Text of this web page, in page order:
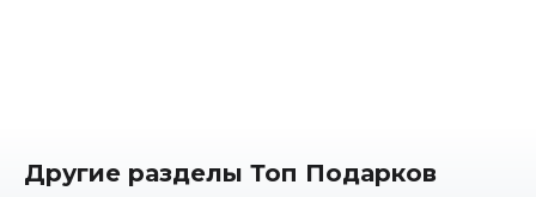
чувствуете (как вам кажется) склонности к
танцам, обязательно попробуйте это
Другие разделы Топ Подарков